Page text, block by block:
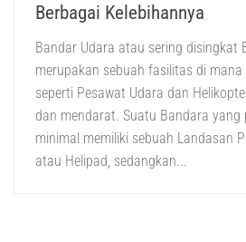
Berbagai Kelebihannya
Bandar Udara atau sering disingkat
merupakan sebuah fasilitas di mana
seperti Pesawat Udara dan
dan mendarat. Suatu Bandara yang
minimal memiliki sebuah Landasan
atau Helipad, sedangkan...